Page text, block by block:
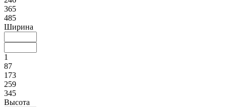
365
485
Ширина
1
87
173
259
345
Высота